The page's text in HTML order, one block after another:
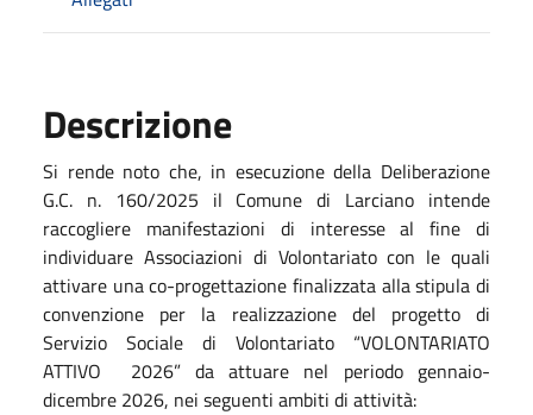
Descrizione
Si rende noto che, in esecuzione della Deliberazione
G.C. n. 160/2025 il Comune di Larciano intende
raccogliere manifestazioni di interesse al fine di
individuare Associazioni di Volontariato con le quali
attivare una co-progettazione finalizzata alla stipula di
convenzione per la realizzazione del progetto di
Servizio Sociale di Volontariato “VOLONTARIATO
ATTIVO 2026” da attuare nel periodo gennaio-
dicembre 2026, nei seguenti ambiti di attività: